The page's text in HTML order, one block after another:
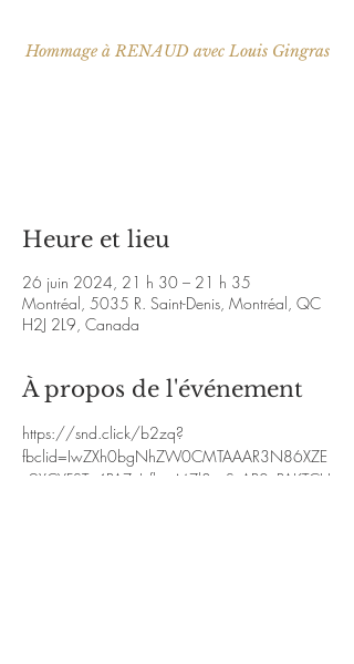
Hommage à RENAUD avec Louis Gingras
Heure et lieu
26 juin 2024, 21 h 30 – 21 h 35
Montréal, 5035 R. Saint-Denis, Montréal, QC
H2J 2L9, Canada
À propos de l'événement
https://snd.click/b2zq?
fbclid=IwZXh0bgNhZW0CMTAAAR3N86XZE
y9XCYFST_4PAZuJvfbcsMZl8uxSvAP0nPAKTCH